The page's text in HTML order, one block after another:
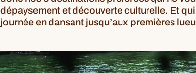
dépaysement et découverte culturelle. Et
journée en dansant jusqu’aux premières